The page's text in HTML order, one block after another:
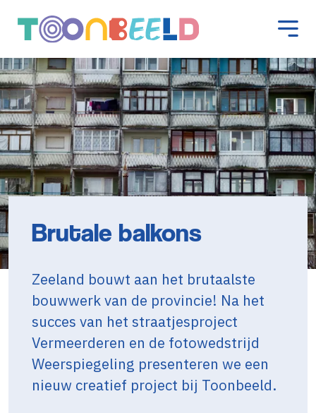
Brutale balkons
Zeeland bouwt aan het brutaalste
bouwwerk van de provincie! Na het
succes van het straatjesproject
Vermeerderen en de fotowedstrijd
Weerspiegeling presenteren we een
nieuw creatief project bij Toonbeeld.